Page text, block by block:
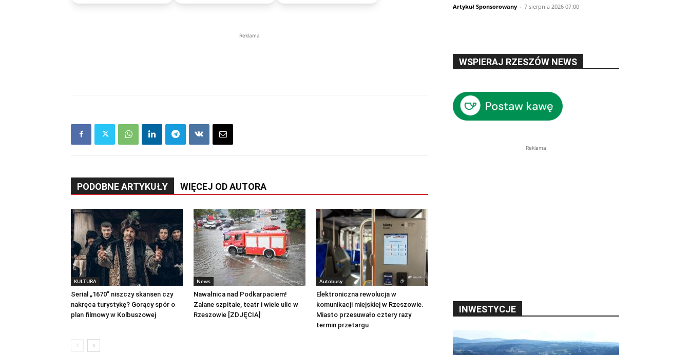
Reklama
PODOBNE ARTYKUŁY WIĘCEJ OD AUTORA
KULTURA
Serial „1670” niszczy skansen czy
nakręca turystykę? Gorący spór o
plan filmowy w Kolbuszowej
News
Nawałnica nad Podkarpaciem!
Zalane szpitale, teatr i wiele ulic w
Rzeszowie [ZDJĘCIA]
Autobusy
Elektroniczna rewolucja w
komunikacji miejskiej w Rzeszowie.
Miasto przesuwało cztery razy
termin przetargu
Artykuł Sponsorowany - 7 sierpnia 2026 07:00
WSPIERAJ RZESZÓW NEWS
Reklama
INWESTYCJE